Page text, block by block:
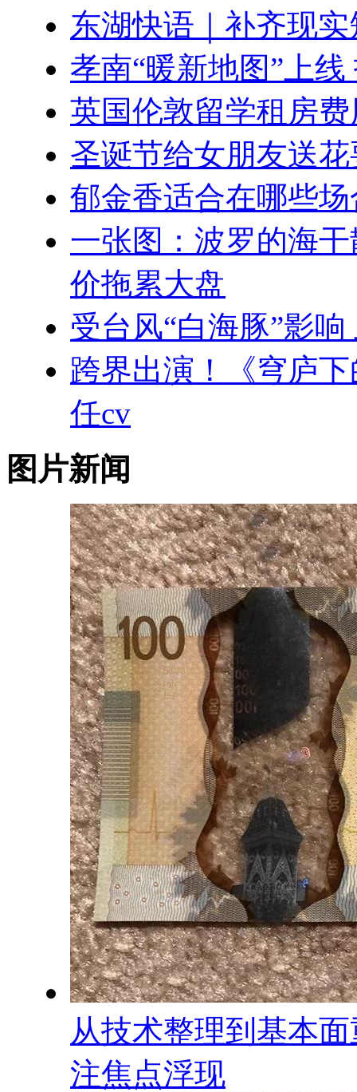
东湖快语｜补齐现
孝南“暖新地图”上
英国伦敦留学租房
圣诞节给女朋友送
郁金香适合在哪些
一张图：波罗的海
价拖累大盘
受台风“白海豚”影
跨界出演！《穹庐
任cv
图片新闻
从技术整理到基本
注焦点浮现